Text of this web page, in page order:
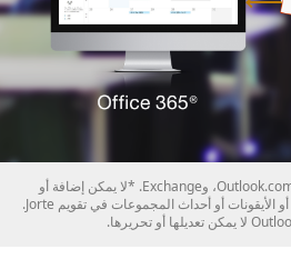
*باستثناء Office365 Solo، وتقويم Outlook.com، وExchange. *لا يمكن إضافة أو
عرض بعض العناصر مثل المرفقات، أو الأيقونات أو أحداث المجموعات في تقويم Jorte.